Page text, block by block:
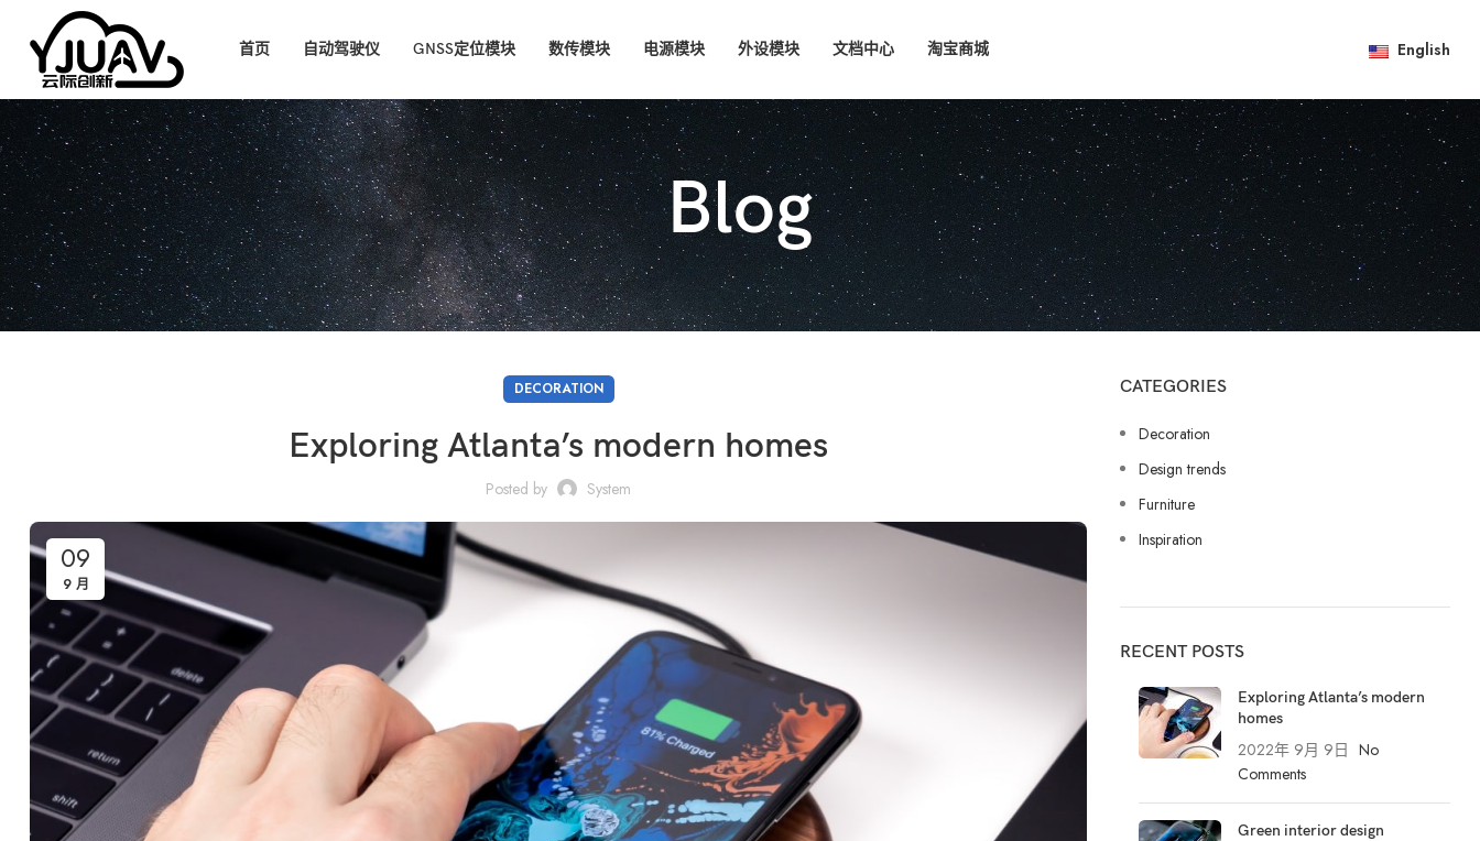
首页 自动驾驶仪 GNSS定位模块 数传模块 电源模块 外设模块 文档中心 淘宝商城 English
Blog
DECORATION
Exploring Atlanta’s modern homes
Posted by System
09
9 月
CATEGORIES
Decoration
Design trends
Furniture
Inspiration
RECENT POSTS
Exploring Atlanta’s modern
homes
2022年 9月 9日 No
Comments
Green interior design